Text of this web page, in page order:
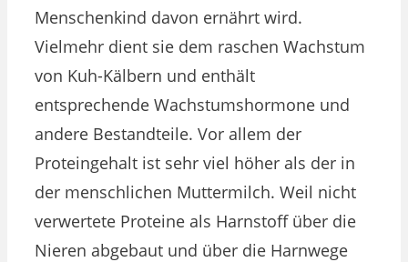
Menschenkind davon ernährt wird.
Vielmehr dient sie dem raschen Wachstum
von Kuh-Kälbern und enthält
entsprechende Wachstumshormone und
andere Bestandteile. Vor allem der
Proteingehalt ist sehr viel höher als der in
der menschlichen Muttermilch. Weil nicht
verwertete Proteine als Harnstoff über die
Nieren abgebaut und über die Harnwege